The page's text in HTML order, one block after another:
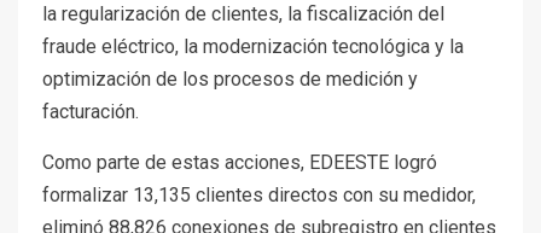
la regularización de clientes, la fiscalización del
fraude eléctrico, la modernización tecnológica y la
optimización de los procesos de medición y
facturación.
Como parte de estas acciones, EDEESTE logró
formalizar 13,135 clientes directos con su medidor,
eliminó 88,826 conexiones de subregistro en clientes